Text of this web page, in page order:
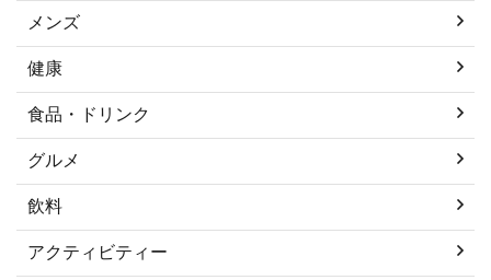
メンズ
健康
食品・ドリンク
グルメ
飲料
アクティビティー